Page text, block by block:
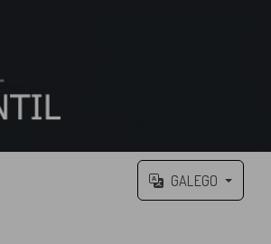
GALEGO